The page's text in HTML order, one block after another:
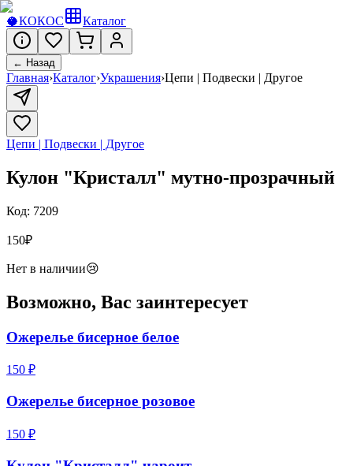
🥥КОКОС Каталог
← Назад
Главная›Каталог›Украшения›Цепи | Подвески | Другое
Цепи | Подвески | Другое
Кулон "Кристалл" мутно-прозрачный
Код: 7209
150₽
Нет в наличии😢
Возможно, Вас заинтересует
Ожерелье бисерное белое
150 ₽
Ожерелье бисерное розовое
150 ₽